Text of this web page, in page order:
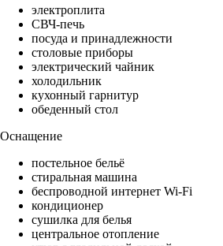
электроплита
СВЧ-печь
посуда и принадлежности
столовые приборы
электрический чайник
холодильник
кухонный гарнитур
обеденный стол
Оснащение
постельное бельё
стиральная машина
беспроводной интернет Wi-Fi
кондиционер
сушилка для белья
центральное отопление